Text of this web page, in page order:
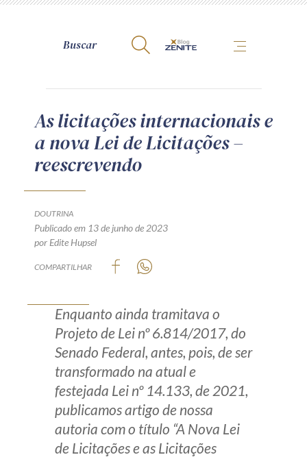
A Zênite
Como publicar conosco
Site da Zênite
Política de Privacidade
Guia de Direitos dos Titulares de Dados
Encarregado (contato)
Produtos e serviços
Zênite Fácil IA
Zênite Play
Orientação por Escrito
Mentoria Zênite
As licitações internacionais e
a nova Lei de Licitações –
reescrevendo
DOUTRINA
Publicado em 13 de junho de 2023
por Edite Hupsel
COMPARTILHAR
Enquanto ainda tramitava o
Projeto de Lei nº 6.814/2017, do
Senado Federal, antes, pois, de ser
transformado na atual e
festejada Lei nº 14.133, de 2021,
publicamos artigo de nossa
autoria com o título “A Nova Lei
de Licitações e as Licitações